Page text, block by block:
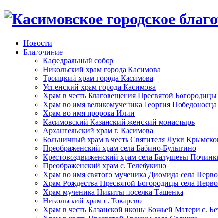
Новости
Благочиние
Кафедральный собор
Никольский храм города Касимова
Троицкий храм города Касимова
Успенский храм города Касимова
Храм в честь Благовещения Пресвятой Богородицы
Храм во имя великомученика Георгия Победоносца
Храм во имя пророка Илии
Касимовский Казанский женский монастырь
Архангельский храм г. Касимова
Больничный храм в честь Святителя Луки
Преображенский храм села Бабино-Булыгино
Крестовоздвиженский храм села Балушевы
Преображенский храм с. Телебукино
Храм во имя святого мученика Диомида села Перво
Храм Рождества Пресвятой Богородицы села Перво
Храм мученика Никиты поселка Ташенка
Никольский храм с. Токарево
Храм в честь Казанской иконы Божьей Матери с.